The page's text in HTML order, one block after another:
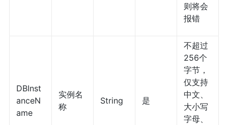
则将会
报错
DBInst
anceN
ame
实例名
称
String 是
不超过
256个
字节，
仅支持
中文、
大小写
字母、